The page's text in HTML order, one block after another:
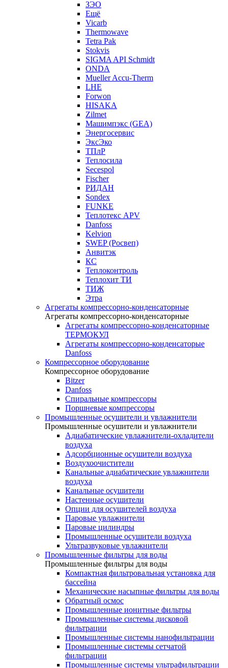
ЗЭО
Ещё
Vicarb
Thermowave
Tetra Pak
Stokvis
SIGMA API Schmidt
ONDA
Mueller Accu-Therm
LHE
Forwon
HISAKA
Zilmet
Машимпэкс (GEA)
Энергосервис
ЭксЭко
ТПлР
Теплосила
Secespol
Fischer
РИДАН
Sondex
FUNKE
Теплотекс APV
Danfoss
Kelvion
SWEP (Росвеп)
Анвитэк
КС
Теплоконтроль
Теплохит ТИ
ТИЖ
Этра
Агрегаты компрессорно-конденсаторные
Агрегаты компрессорно-конденсаторные
Агрегаты компрессорно-конденсаторные
ТЕРМОКУЛ
Агрегаты компрессорно-конденсаторые
Danfoss
Компрессорное оборудование
Компрессорное оборудование
Bitzer
Danfoss
Спиральные компрессоры
Поршневые компрессоры
Промышленные осушители и увлажнители
Промышленные осушители и увлажнители
Адиабатические увлажнители-охладители
воздуха
Адсорбционные осушители воздуха
Воздухоочистители
Канальные адиабатические увлажнители
воздуха
Канальные осушители
Настенные осушители
Опции для осушителей воздуха
Паровые увлажнители
Паровые цилиндры
Промышленные осушители воздуха
Ультразвуковые увлажнители
Промышленные фильтры для воды
Промышленные фильтры для воды
Компактная фильтровальная установка для
бассейна
Механические насыпные фильтры для воды
Обратный осмос
Промышленные ионитные фильтры
Промышленные системы дисковой
фильтрации
Промышленные системы нанофильтрации
Промышленные системы сетчатой
фильтрации
Промышленные системы ультрафильтрации